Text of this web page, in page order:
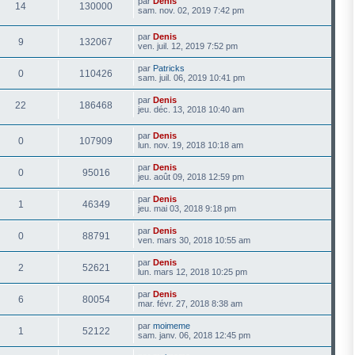
14 130000
sam. nov. 02, 2019 7:42 pm
9 132067 par Denis
ven. juil. 12, 2019 7:52 pm
0 110426 par Patricks
sam. juil. 06, 2019 10:41 pm
22 186468 par Denis
jeu. déc. 13, 2018 10:40 am
0 107909 par Denis
lun. nov. 19, 2018 10:18 am
0 95016 par Denis
jeu. août 09, 2018 12:59 pm
1 46349 par Denis
jeu. mai 03, 2018 9:18 pm
0 88791 par Denis
ven. mars 30, 2018 10:55 am
2 52621 par Denis
lun. mars 12, 2018 10:25 pm
6 80054 par Denis
mar. févr. 27, 2018 8:38 am
1 52122 par moimeme
sam. janv. 06, 2018 12:45 pm